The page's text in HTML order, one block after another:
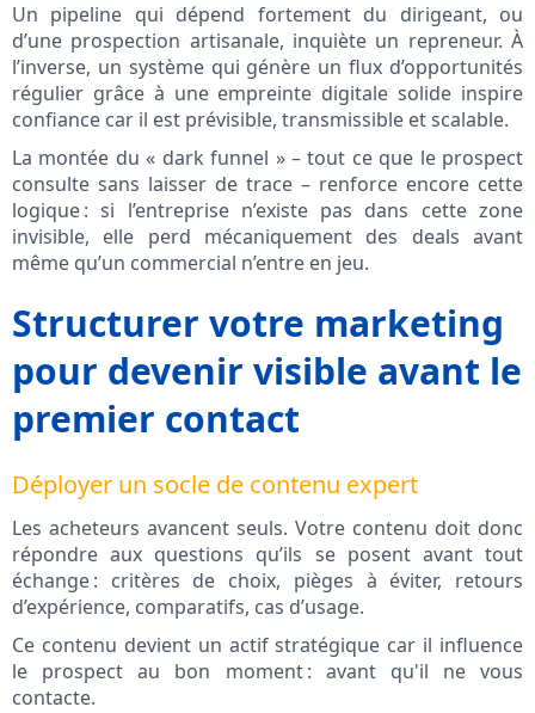
Un pipeline qui dépend fortement du dirigeant, ou
d’une prospection artisanale, inquiète un repreneur. À
l’inverse, un système qui génère un flux d’opportunités
régulier grâce à une empreinte digitale solide inspire
confiance car il est prévisible, transmissible et scalable.
La montée du « dark funnel » – tout ce que le prospect
consulte sans laisser de trace – renforce encore cette
logique : si l’entreprise n’existe pas dans cette zone
invisible, elle perd mécaniquement des deals avant
même qu’un commercial n’entre en jeu.
Structurer votre marketing
pour devenir visible avant le
premier contact
Déployer un socle de contenu expert
Les acheteurs avancent seuls. Votre contenu doit donc
répondre aux questions qu’ils se posent avant tout
échange : critères de choix, pièges à éviter, retours
d’expérience, comparatifs, cas d’usage.
Ce contenu devient un actif stratégique car il influence
le prospect au bon moment : avant qu'il ne vous
contacte.